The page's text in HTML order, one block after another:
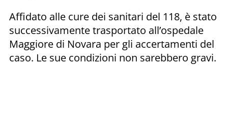
Affidato alle cure dei sanitari del 118, è stato
successivamente trasportato all’ospedale
Maggiore di Novara per gli accertamenti del
caso. Le sue condizioni non sarebbero gravi.